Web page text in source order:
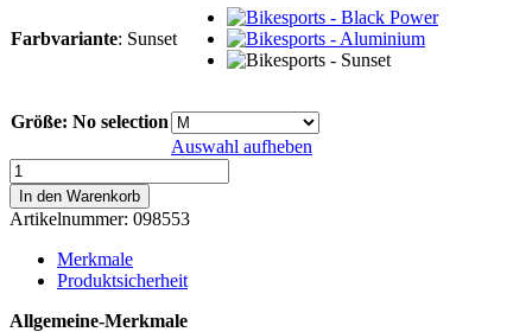
Farbvariante: Sunset
Größe: No selection
Auswahl aufheben
Bikesports
-
Sunset
Menge
In den Warenkorb
Artikelnummer: 098553
Merkmale
Produktsicherheit
Allgemeine-Merkmale